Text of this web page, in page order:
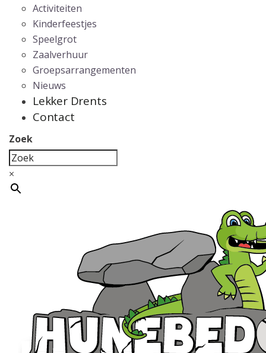
Activiteiten
Kinderfeestjes
Speelgrot
Zaalverhuur
Groepsarrangementen
Nieuws
Lekker Drents
Contact
Zoek
×